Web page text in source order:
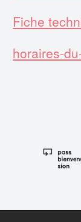
Fiche
horaires-